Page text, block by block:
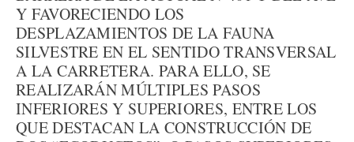
Y FAVORECIENDO LOS
DESPLAZAMIENTOS DE LA FAUNA
SILVESTRE EN EL SENTIDO TRANSVERSAL
A LA CARRETERA. PARA ELLO, SE
REALIZARÁN MÚLTIPLES PASOS
INFERIORES Y SUPERIORES, ENTRE LOS
QUE DESTACAN LA CONSTRUCCIÓN DE